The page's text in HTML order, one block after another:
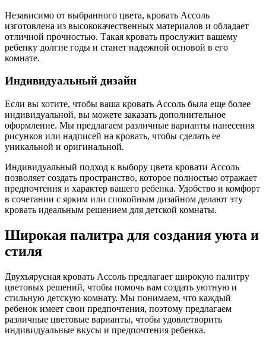
Независимо от выбранного цвета, кровать Ассоль
изготовлена из высококачественных материалов и обладает
отличной прочностью. Такая кровать прослужит вашему
ребенку долгие годы и станет надежной основой в его
комнате.
Индивидуальный дизайн
Если вы хотите, чтобы ваша кровать Ассоль была еще более
индивидуальной, вы можете заказать дополнительное
оформление. Мы предлагаем различные варианты нанесения
рисунков или надписей на кровать, чтобы сделать ее
уникальной и оригинальной.
Индивидуальный подход к выбору цвета кровати Ассоль
позволяет создать пространство, которое полностью отражает
предпочтения и характер вашего ребенка. Удобство и комфорт
в сочетании с ярким или спокойным дизайном делают эту
кровать идеальным решением для детской комнаты.
Широкая палитра для создания уюта и
стиля
Двухъярусная кровать Ассоль предлагает широкую палитру
цветовых решений, чтобы помочь вам создать уютную и
стильную детскую комнату. Мы понимаем, что каждый
ребенок имеет свои предпочтения, поэтому предлагаем
различные цветовые варианты, чтобы удовлетворить
индивидуальные вкусы и предпочтения ребенка.